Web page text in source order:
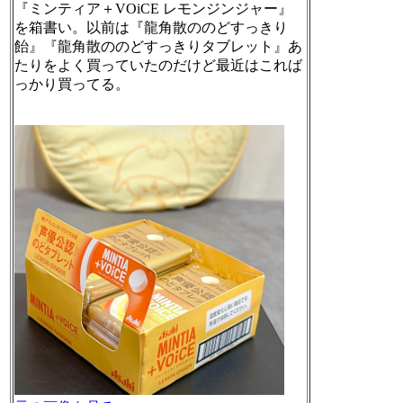
『ミンティア＋VOiCE レモンジンジャー』
を箱書い。以前は『龍角散ののどすっきり
飴』『龍角散ののどすっきりタブレット』あ
たりをよく買っていたのだけど最近はこれば
っかり買ってる。